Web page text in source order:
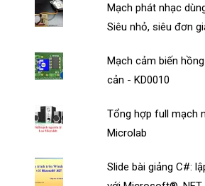
Mạch phát nhạc
Siêu nhỏ, siêu đơn
Mạch cảm biến
cản - KD0010
Tổng hợp full mạch
Microlab
Slide bài giảng C#: